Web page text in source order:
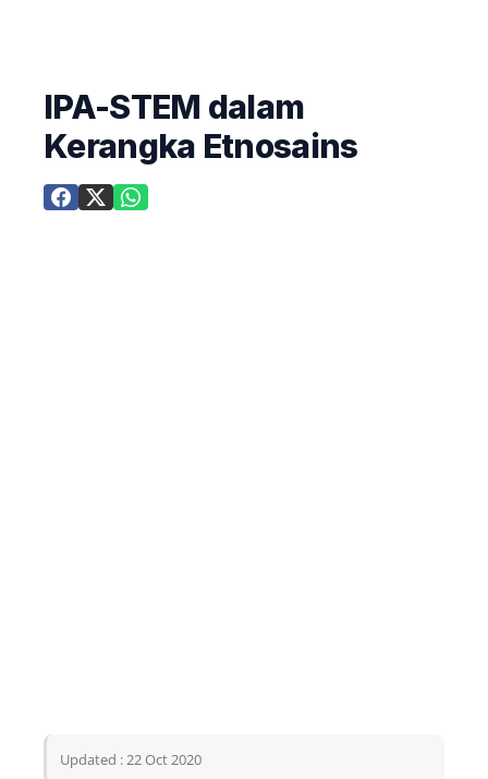
IPA-STEM dalam
Kerangka Etnosains
Updated : 22 Oct 2020